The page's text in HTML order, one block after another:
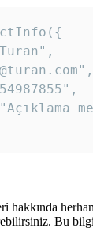
hakkında
Bu